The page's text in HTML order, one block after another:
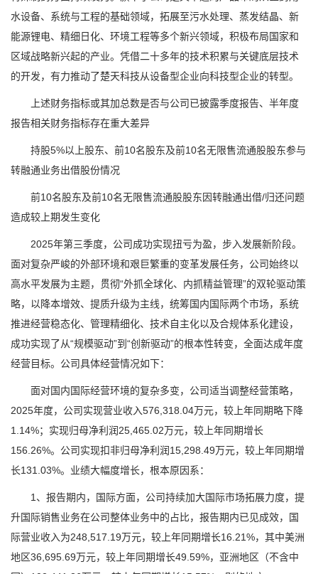
水设备、系统与工程的基础领域，拓展至污水处理、蒸发结晶、新
能源锂电、精细日化、环境工程等多个新兴领域，积极布局国家和
区域战略新兴起的产业。凭借二十多年的技术积累与关键底层技术
的开发，有力推动了楚天科技从设备型企业向科技型企业的转型。
上述财务指标或其加总数是否与公司已披露季度报告、半年度
报告相关财务指标存在重大差异
持股5%以上股东、前10名股东及前10名无限售流通股股东参与
转融通业务出借股份情况
前10名股东及前10名无限售流通股股东因转融通出借/归还问题
造成较上期发生变化
2025年第三季度，公司成功实现扭亏为盈，步入发展新阶段。
面对复杂严峻的外部环境和艰巨繁重的变革发展任务，公司始终以
高水平发展为主题，贯彻“外抓全球化、内抓精益管理”的双轮驱动策
略，以降本增效、提质升级为主线，统筹国内国际两个市场，系统
推进经营稳态化、管理精细化、技术自主化以及合规体系化建设，
成功实现了从“规模驱动”到“创新驱动”的根本性转变，全面达成年度
经营目标。公司具体经营情况如下：
面对国内国际经营环境的复杂多变，公司适当调整经营策略，
2025年度，公司实现营业收入576,318.04万元，较上年同期略下降
1.14%；实现归母净利润25,465.02万元，较上年同期增长
156.26%。公司实现扣非归母净利润15,298.49万元，较上年同期增
长131.03%。业绩大幅度增长，根本原因系：
1、报告期内，国际方面，公司持续加大国际市场拓展力度，提
升国际销售业务在公司整体业务中的占比，报告期内已见成效，国
际营业收入为248,517.19万元，较上年同期增长16.21%，其中美洲
地区36,695.69万元，较上年同期增长49.59%，亚洲地区（不含中